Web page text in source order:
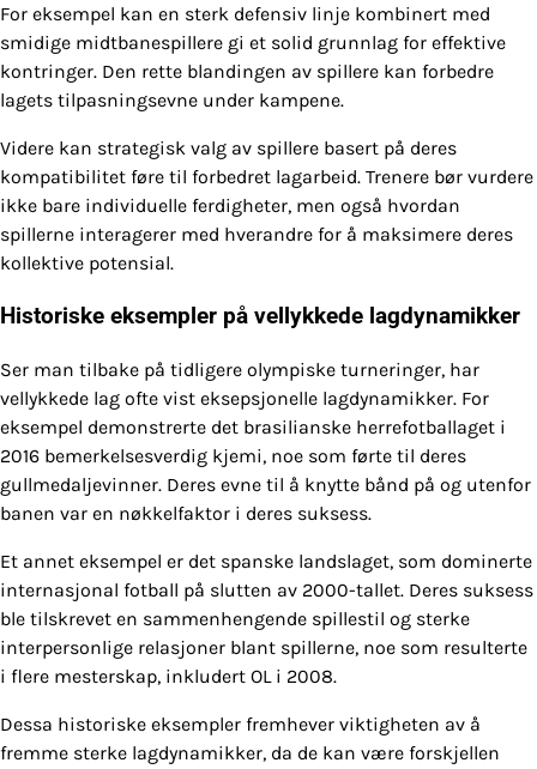
For eksempel kan en sterk defensiv linje kombinert med
smidige midtbanespillere gi et solid grunnlag for effektive
kontringer. Den rette blandingen av spillere kan forbedre
lagets tilpasningsevne under kampene.
Videre kan strategisk valg av spillere basert på deres
kompatibilitet føre til forbedret lagarbeid. Trenere bør vurdere
ikke bare individuelle ferdigheter, men også hvordan
spillerne interagerer med hverandre for å maksimere deres
kollektive potensial.
Historiske eksempler på vellykkede lagdynamikker
Ser man tilbake på tidligere olympiske turneringer, har
vellykkede lag ofte vist eksepsjonelle lagdynamikker. For
eksempel demonstrerte det brasilianske herrefotballaget i
2016 bemerkelsesverdig kjemi, noe som førte til deres
gullmedaljevinner. Deres evne til å knytte bånd på og utenfor
banen var en nøkkelfaktor i deres suksess.
Et annet eksempel er det spanske landslaget, som dominerte
internasjonal fotball på slutten av 2000-tallet. Deres suksess
ble tilskrevet en sammenhengende spillestil og sterke
interpersonlige relasjoner blant spillerne, noe som resulterte
i flere mesterskap, inkludert OL i 2008.
Dessa historiske eksempler fremhever viktigheten av å
fremme sterke lagdynamikker, da de kan være forskjellen